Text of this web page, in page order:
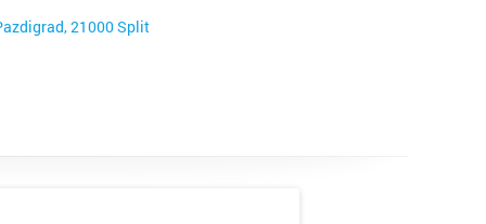
21000 Split